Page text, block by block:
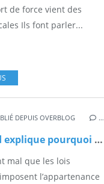
de force vient des
Ils font parler...
DEPUIS OVERBLOG …
Shlomo Sand explique pourquoi il a "cessé d’être juif"
mal que les lois
l’appartenance